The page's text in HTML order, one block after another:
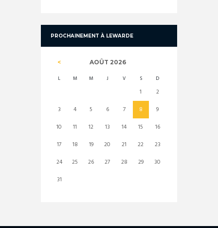
PROCHAINEMENT À LEWARDE
AOÛT 2026
L M M J V S D
1
2
3
4 5 6 7 8
9
10
11 12 13 14 15
16
17
18 19 20 21 22
23
24
25 26 27 28 29
30
31